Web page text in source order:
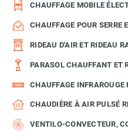
CHAUFFAGE MOBILE
CHAUFFAGE POUR SERRE
RIDEAU D'AIR ET RIDEAU
PARASOL CHAUFFANT ET
CHAUFFAGE INFRAROUGE
CHAUDIÈRE À AIR PULSÉ
VENTILO-CONVECTEUR,